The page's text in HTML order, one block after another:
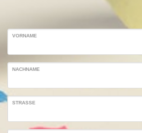
VORNAME
NACHNAME
STRASSE